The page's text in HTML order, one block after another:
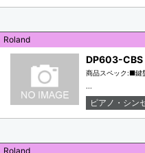
Roland
DP603-CBS
商品スペック:■
...
ピアノ・シン
Roland